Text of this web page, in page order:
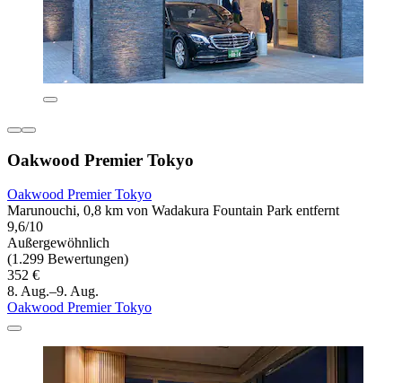
Oakwood Premier Tokyo
Oakwood Premier Tokyo
Marunouchi, 0,8 km von Wadakura Fountain Park entfernt
9,6/10
Außergewöhnlich
(1.299 Bewertungen)
352 €
8. Aug.–9. Aug.
Oakwood Premier Tokyo